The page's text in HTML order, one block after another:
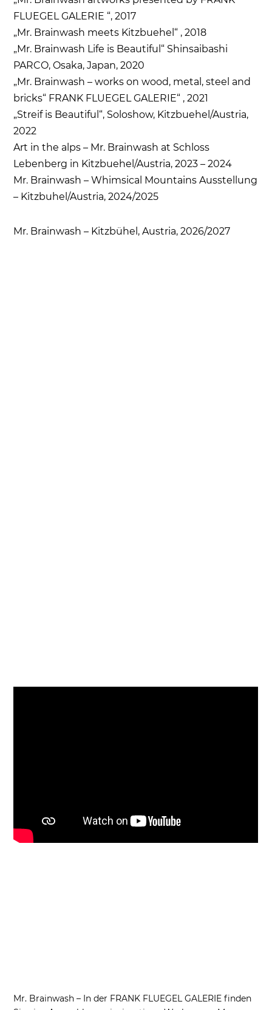
FLUEGEL GALERIE “, 2017
„Mr. Brainwash meets Kitzbuehel“ , 2018
„Mr. Brainwash Life is Beautiful“ Shinsaibashi
PARCO, Osaka, Japan, 2020
„Mr. Brainwash – works on wood, metal, steel and
bricks“ FRANK FLUEGEL GALERIE“ , 2021
„Streif is Beautiful“, Soloshow, Kitzbuehel/Austria,
2022
Art in the alps – Mr. Brainwash at Schloss
Lebenberg in Kitzbuehel/Austria, 2023 – 2024
Mr. Brainwash – Whimsical Mountains Ausstellung
– Kitzbuhel/Austria, 2024/2025
Mr. Brainwash – Kitzbühel, Austria, 2026/2027
Mr. Brainwash – In der FRANK FLUEGEL GALERIE finden